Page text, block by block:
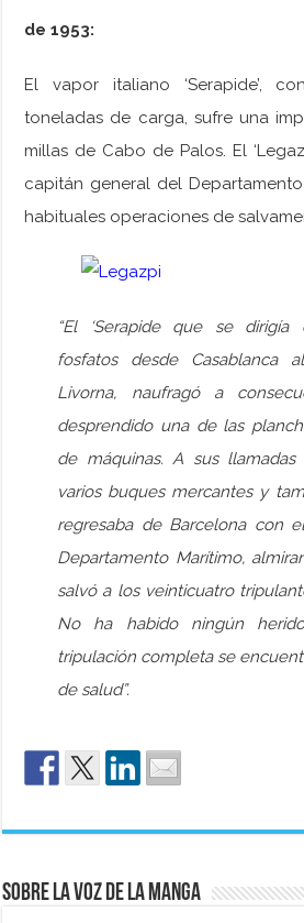
de 1953:
El vapor italiano ‘Serapide’,
toneladas de carga, sufre una
millas de Cabo de Palos. El
capitán general del
habituales operaciones de
“El ‘Serapide que se
fosfatos desde Casablanca
Livorna, naufragó a
desprendido una de las
de máquinas. A sus
varios buques mercantes y
regresaba de Barcelona con
Departamento Marítimo,
salvó a los veinticuatro
No ha habido ningún
tripulación completa se
de salud”.
Sobre La Voz de La Manga